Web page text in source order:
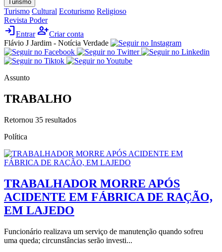
Turismo
Turismo Cultural Ecoturismo Religioso
Revista Poder
loginEntrar person_addCriar conta
Flávio J Jardim - Notícia Verdade
Assunto
TRABALHO
Retornou 35 resultados
Política
TRABALHADOR MORRE APÓS
ACIDENTE EM FÁBRICA DE RAÇÃO,
EM LAJEDO
Funcionário realizava um serviço de manutenção quando sofreu
uma queda; circunstâncias serão investi...